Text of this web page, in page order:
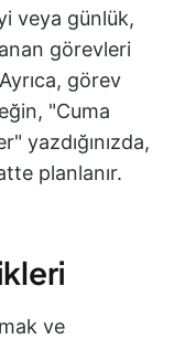
veya günlük,
görevleri
görev
"Cuma
yazdığınızda,
planlanır.
ve